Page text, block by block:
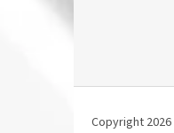
Copyright 2026